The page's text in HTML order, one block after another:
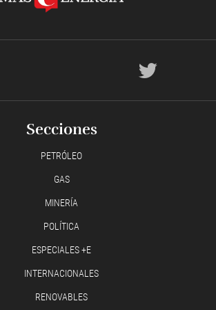
Secciones
PETRÓLEO
GAS
MINERÍA
POLÍTICA
ESPECIALES +E
INTERNACIONALES
RENOVABLES